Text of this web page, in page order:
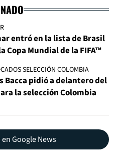
entró en la lista de Brasil
Copa Mundial de la FIFA™
SELECCIÓN COLOMBIA
Bacca pidió a delantero del
la selección Colombia
Google News